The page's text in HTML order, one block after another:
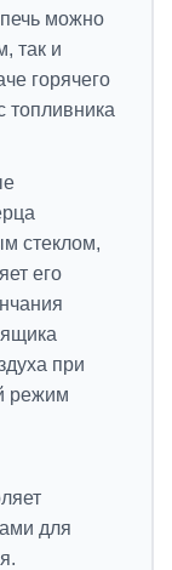
можно
так и
горячего
топливника
стеклом,
его
при
режим
для